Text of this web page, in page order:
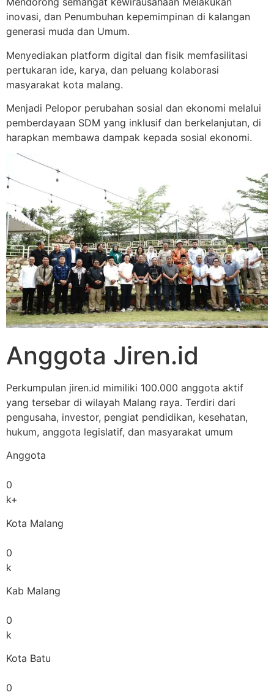
inovasi, dan Penumbuhan kepemimpinan di kalangan
generasi muda dan Umum.
Menyediakan platform digital dan fisik memfasilitasi
pertukaran ide, karya, dan peluang kolaborasi
masyarakat kota malang.
Menjadi Pelopor perubahan sosial dan ekonomi melalui
pemberdayaan SDM yang inklusif dan berkelanjutan, di
harapkan membawa dampak kepada sosial ekonomi.
Anggota Jiren.id
Perkumpulan jiren.id mimiliki 100.000 anggota aktif
yang tersebar di wilayah Malang raya. Terdiri dari
pengusaha, investor, pengiat pendidikan, kesehatan,
hukum, anggota legislatif, dan masyarakat umum
Anggota
0
k+
Kota Malang
0
k
Kab Malang
0
k
Kota Batu
0